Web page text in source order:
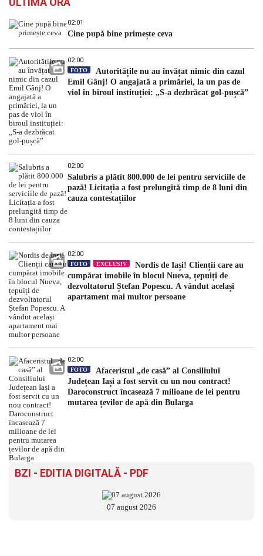
02:01
Cine pupă bine primește ceva
02:00
FOTO
Autoritățile nu au învățat nimic din cazul
Emil Gânj! O angajată a primăriei, la un pas de
viol în biroul instituției: „S-a dezbrăcat gol-pușcă”
02:00
Salubris a plătit 800.000 de lei pentru serviciile de
pază! Licitația a fost prelungită timp de 8 luni din
cauza contestațiilor
02:00
FOTO EXCLUSIV
Nordis de Iași! Clienții care au
cumpărat imobile în blocul Nueva, țepuiți de
dezvoltatorul Ștefan Popescu. A vândut același
apartament mai multor persoane
02:00
FOTO
Afaceristul „de casă” al Consiliului
Județean Iași a fost servit cu un nou contract!
Daroconstruct încasează 7 milioane de lei pentru
mutarea țevilor de apă din Bularga
BZI - EDITIA DIGITALĂ - PDF
07 august 2026